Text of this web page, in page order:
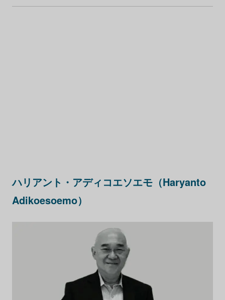
ハリアント・アディコエソエモ（Haryanto
Adikoesoemo）